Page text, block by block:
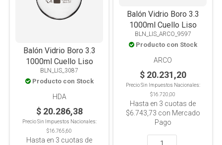
Balón Vidrio Boro 3.3
1000ml Cuello Liso
BLN_LIS_3087
Producto con Stock
HDA
$ 20.286,38
Precio Sin Impuestos Nacionales:
$16.765,60
Hasta en 3 cuotas de
Balón Vidrio Boro 3.3
1000ml Cuello Liso
BLN_LIS_ARCO_9597
Producto con Stock
ARCO
$ 20.231,20
Precio Sin Impuestos Nacionales:
$16.720,00
Hasta en 3 cuotas de
$6.743,73 con Mercado
Pago